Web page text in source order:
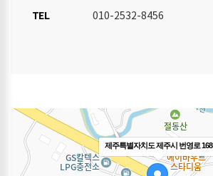
TEL 010-2532-8456
제주특별자치도 제주시 번영로 168